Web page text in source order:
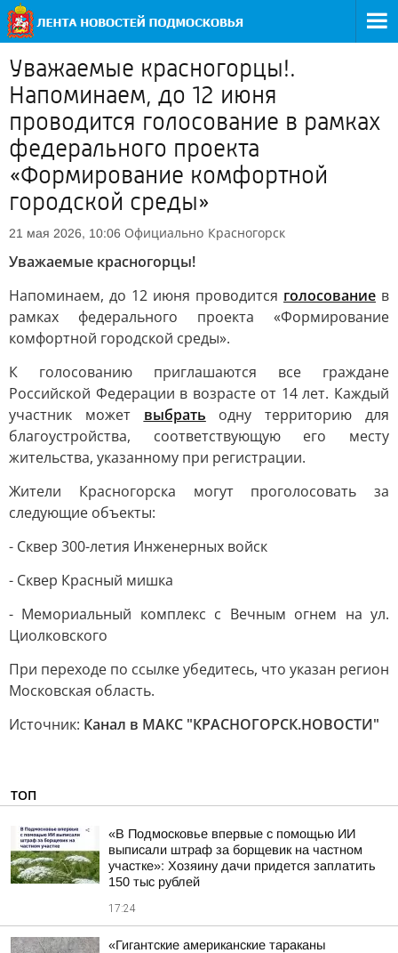
Уважаемые красногорцы!.
Напоминаем, до 12 июня
проводится голосование в рамках
федерального проекта
«Формирование комфортной
городской среды»
21 мая 2026, 10:06 Официально Красногорск
Уважаемые красногорцы!
Напоминаем, до 12 июня проводится голосование в
рамках федерального проекта «Формирование
комфортной городской среды».
К голосованию приглашаются все граждане
Российской Федерации в возрасте от 14 лет. Каждый
участник может выбрать одну территорию для
благоустройства, соответствующую его месту
жительства, указанному при регистрации.
Жители Красногорска могут проголосовать за
следующие объекты:
- Сквер 300-летия Инженерных войск
- Сквер Красный мишка
- Мемориальный комплекс с Вечным огнем на ул.
Циолковского
При переходе по ссылке убедитесь, что указан регион
Московская область.
Источник: Канал в МАКС "КРАСНОГОРСК.НОВОСТИ"
ТОП
«В Подмосковье впервые с помощью ИИ
выписали штраф за борщевик на частном
участке»: Хозяину дачи придется заплатить
150 тыс рублей
17:24
«Гигантские американские тараканы